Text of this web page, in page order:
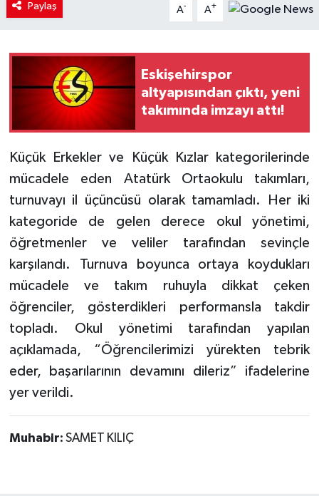
Paylaş A- A+
Eskişehirspor
altyapısından çıktı, yeni
takımında imzayı attı!
Küçük Erkekler ve Küçük Kızlar kategorilerinde
mücadele eden Atatürk Ortaokulu takımları,
turnuvayı il üçüncüsü olarak tamamladı. Her iki
kategoride de gelen derece okul yönetimi,
öğretmenler ve veliler tarafından sevinçle
karşılandı. Turnuva boyunca ortaya koydukları
mücadele ve takım ruhuyla dikkat çeken
öğrenciler, gösterdikleri performansla takdir
topladı. Okul yönetimi tarafından yapılan
açıklamada, “Öğrencilerimizi yürekten tebrik
eder, başarılarının devamını dileriz” ifadelerine
yer verildi.
Muhabir: SAMET KILIÇ